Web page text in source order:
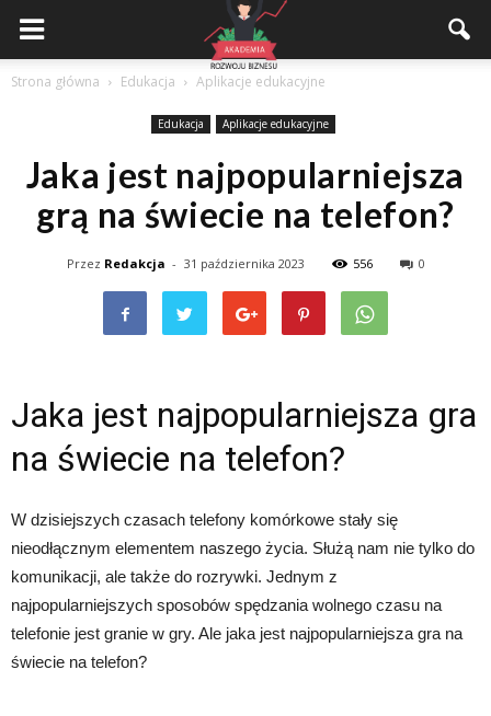
Akademiarozwojubiznesu.pl
Strona główna Edukacja Aplikacje edukacyjne
Edukacja Aplikacje edukacyjne
Jaka jest najpopularniejsza
grą na świecie na telefon?
Przez Redakcja - 31 października 2023 556 0
Jaka jest najpopularniejsza gra
na świecie na telefon?
W dzisiejszych czasach telefony komórkowe stały się
nieodłącznym elementem naszego życia. Służą nam nie tylko do
komunikacji, ale także do rozrywki. Jednym z
najpopularniejszych sposobów spędzania wolnego czasu na
telefonie jest granie w gry. Ale jaka jest najpopularniejsza gra na
świecie na telefon?